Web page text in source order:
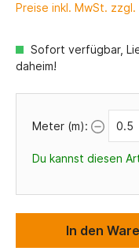
Preise inkl. MwSt.
Sofort verfügbar,
daheim!
Meter (m):
Du kannst diesen
In den